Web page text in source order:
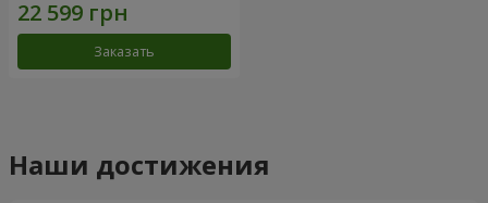
Заказать
Наши достижения